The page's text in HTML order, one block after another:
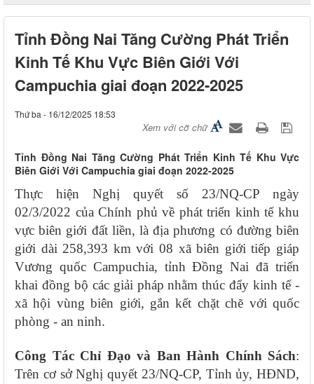
Tỉnh Đồng Nai Tăng Cường Phát Triển
Kinh Tế Khu Vực Biên Giới Với
Campuchia giai đoạn 2022-2025
Thứ ba - 16/12/2025 18:53
Xem với cỡ chữ
Tỉnh Đồng Nai Tăng Cường Phát Triển Kinh Tế Khu Vực
Biên Giới Với Campuchia giai đoạn 2022-2025
Thực hiện Nghị quyết số 23/NQ-CP ngày
02/3/2022 của Chính phủ về phát triển kinh tế khu
vực biên giới đất liền, là địa phương có đường biên
giới dài 258,393 km với 08 xã biên giới tiếp giáp
Vương quốc Campuchia, tỉnh Đồng Nai đã triển
khai đồng bộ các giải pháp nhằm thúc đẩy kinh tế -
xã hội vùng biên giới, gắn kết chặt chẽ với quốc
phòng - an ninh.
Công Tác Chỉ Đạo và Ban Hành Chính Sách:
Trên cơ sở Nghị quyết 23/NQ-CP, Tỉnh ủy, HĐND,